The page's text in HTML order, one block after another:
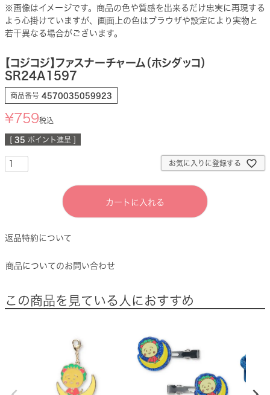
※画像はイメージです。商品の色や質感を出来るだけ忠実に再現する
よう心掛けていますが、画面上の色はブラウザや設定により実物と
若干異なる場合がございます。
【コジコジ】ファスナーチャーム（ホシダッコ）
SR24A1597
商品番号 4570035059923
¥759税込
35 ポイント進呈 ]
お気に入りに登録する
カートに入れる
返品特約について
商品についてのお問い合わせ
この商品を見ている人におすすめ